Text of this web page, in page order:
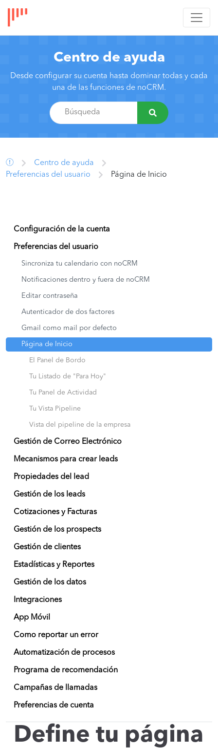
Centro de ayuda
Desde configurar su cuenta hasta dominar todas y cada
una de las funciones de noCRM.
Centro de ayuda
Preferencias del usuario
Página de Inicio
Configuración de la cuenta
Preferencias del usuario
Sincroniza tu calendario con noCRM
Notificaciones dentro y fuera de noCRM
Editar contraseña
Autenticador de dos factores
Gmail como mail por defecto
Página de Inicio
El Panel de Bordo
Tu Listado de "Para Hoy"
Tu Panel de Actividad
Tu Vista Pipeline
Vista del pipeline de la empresa
Gestión de Correo Electrónico
Mecanismos para crear leads
Propiedades del lead
Gestión de los leads
Cotizaciones y Facturas
Gestión de los prospects
Gestión de clientes
Estadísticas y Reportes
Gestión de los datos
Integraciones
App Móvil
Como reportar un error
Automatización de procesos
Programa de recomendación
Campañas de llamadas
Preferencias de cuenta
Define tu página